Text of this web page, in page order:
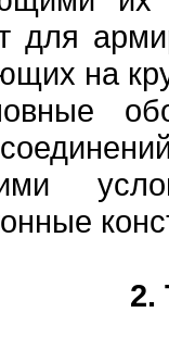
для
на
ные
н
2.